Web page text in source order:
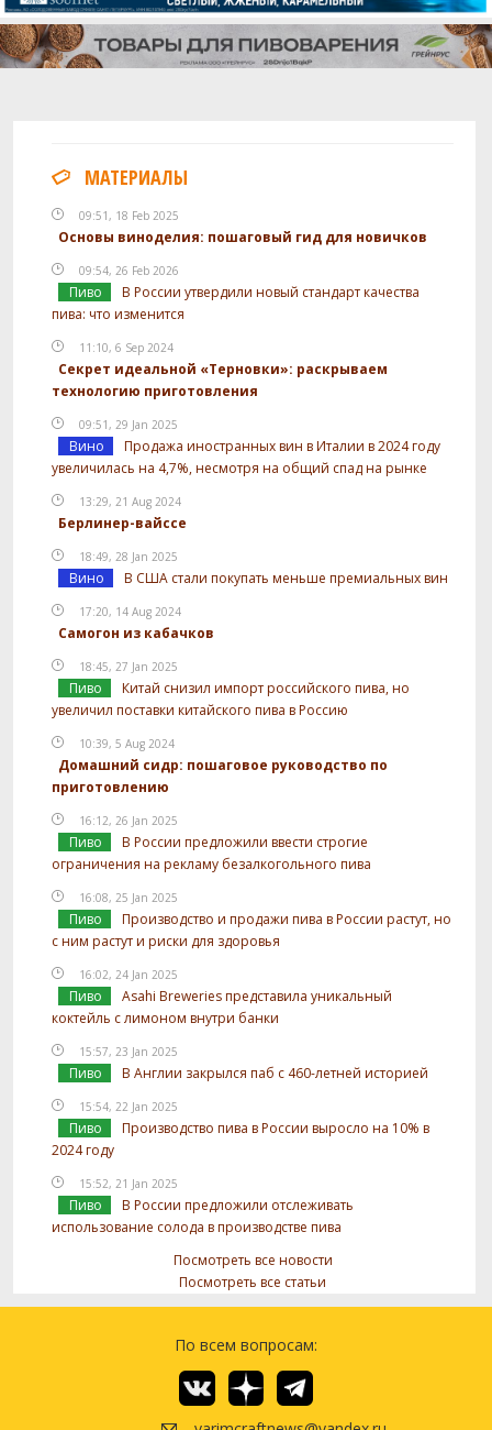
МАТЕРИАЛЫ
09:51, 18 Feb 2025
Основы виноделия: пошаговый гид для новичков
09:54, 26 Feb 2026
Пиво
В России утвердили новый стандарт качества
пива: что изменится
11:10, 6 Sep 2024
Секрет идеальной «Терновки»: раскрываем
технологию приготовления
09:51, 29 Jan 2025
Вино
Продажа иностранных вин в Италии в 2024 году
увеличилась на 4,7%, несмотря на общий спад на рынке
13:29, 21 Aug 2024
Берлинер-вайссе
18:49, 28 Jan 2025
Вино В США стали покупать меньше премиальных вин
17:20, 14 Aug 2024
Самогон из кабачков
18:45, 27 Jan 2025
Пиво
Китай снизил импорт российского пива, но
увеличил поставки китайского пива в Россию
10:39, 5 Aug 2024
Домашний сидр: пошаговое руководство по
приготовлению
16:12, 26 Jan 2025
Пиво
В России предложили ввести строгие
ограничения на рекламу безалкогольного пива
16:08, 25 Jan 2025
Пиво
Производство и продажи пива в России растут, но
с ним растут и риски для здоровья
16:02, 24 Jan 2025
Пиво
Asahi Breweries представила уникальный
коктейль с лимоном внутри банки
15:57, 23 Jan 2025
Пиво В Англии закрылся паб с 460-летней историей
15:54, 22 Jan 2025
Пиво
Производство пива в России выросло на 10% в
2024 году
15:52, 21 Jan 2025
Пиво
В России предложили отслеживать
использование солода в производстве пива
Посмотреть все новости
Посмотреть все статьи
По всем вопросам: